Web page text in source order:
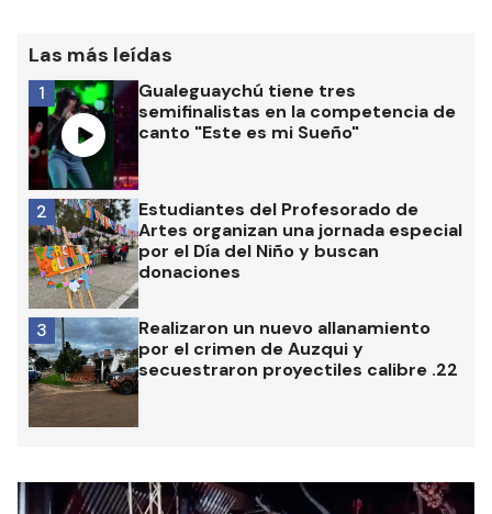
Las más leídas
Gualeguaychú tiene tres
semifinalistas en la competencia de
canto "Este es mi Sueño"
1
Estudiantes del Profesorado de
Artes organizan una jornada especial
por el Día del Niño y buscan
donaciones
2
Realizaron un nuevo allanamiento
por el crimen de Auzqui y
secuestraron proyectiles calibre .22
3